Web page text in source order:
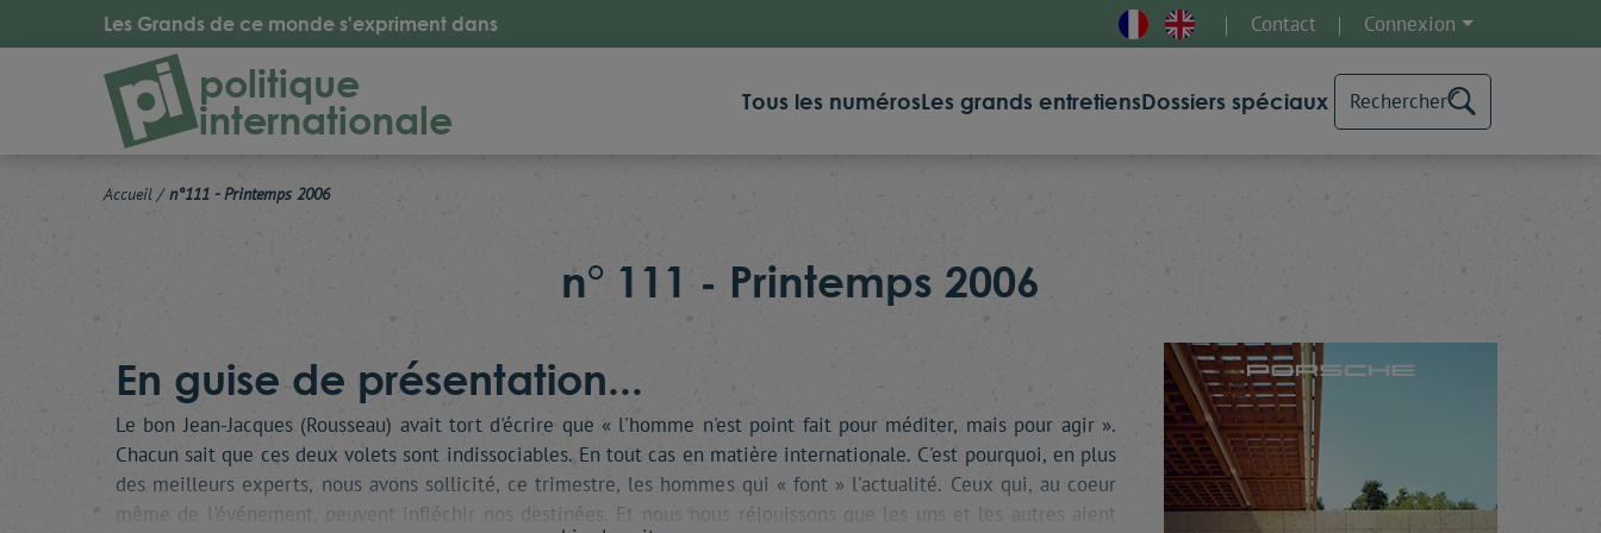
Les Grands de ce monde s'expriment dans Contact Connexion
politique
internationale Tous les numérosLes grands entretiensDossiers spéciaux Rechercher
Accueil / n°111 - Printemps 2006
n° 111 - Printemps 2006
En guise de présentation...
Le bon Jean-Jacques (Rousseau) avait tort d'écrire que « l'homme n'est point fait pour méditer, mais pour agir ».
Chacun sait que ces deux volets sont indissociables. En tout cas en matière internationale. C'est pourquoi, en plus
des meilleurs experts, nous avons sollicité, ce trimestre, les hommes qui « font » l'actualité. Ceux qui, au coeur
même de l'événement, peuvent infléchir nos destinées. Et nous nous réjouissons que les uns et les autres aient